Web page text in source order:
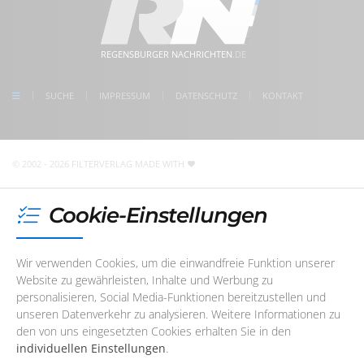
im Herzen der Regensburger Altstadt
5 Min. Gehweg zum Bahnhof Regensburg
kostenlose Parkplätze direkt vor der Tür
www.regensburger-nachrichten.de
meet us on facebook
08:30 - 17:00 Uhr
08:30 - 17:00 Uhr
08:30 - 17:00 Uhr
REGENSBURGER NACHRICHTEN.DE
SUCHE IMPRESSUM DATENSCHUTZ KONTAKT
© 2002 - 2026 FILTERVERLAG MADE WITH
Cookie-Einstellungen
Wir verwenden Cookies, um die einwandfreie Funktion unserer
Website zu gewährleisten, Inhalte und Werbung zu
personalisieren, Social Media-Funktionen bereitzustellen und
unseren Datenverkehr zu analysieren. Weitere Informationen zu
den von uns eingesetzten Cookies erhalten Sie in den
individuellen Einstellungen.